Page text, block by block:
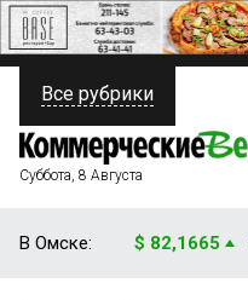
ПОЛИТИКА
ФИНАНСЫ
Все рубрики
Суббота, 8 Августа
В Омске: $ 82,1665